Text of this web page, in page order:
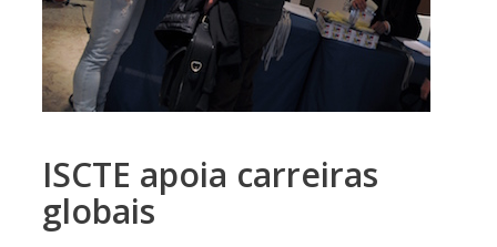
ISCTE apoia carreiras
globais